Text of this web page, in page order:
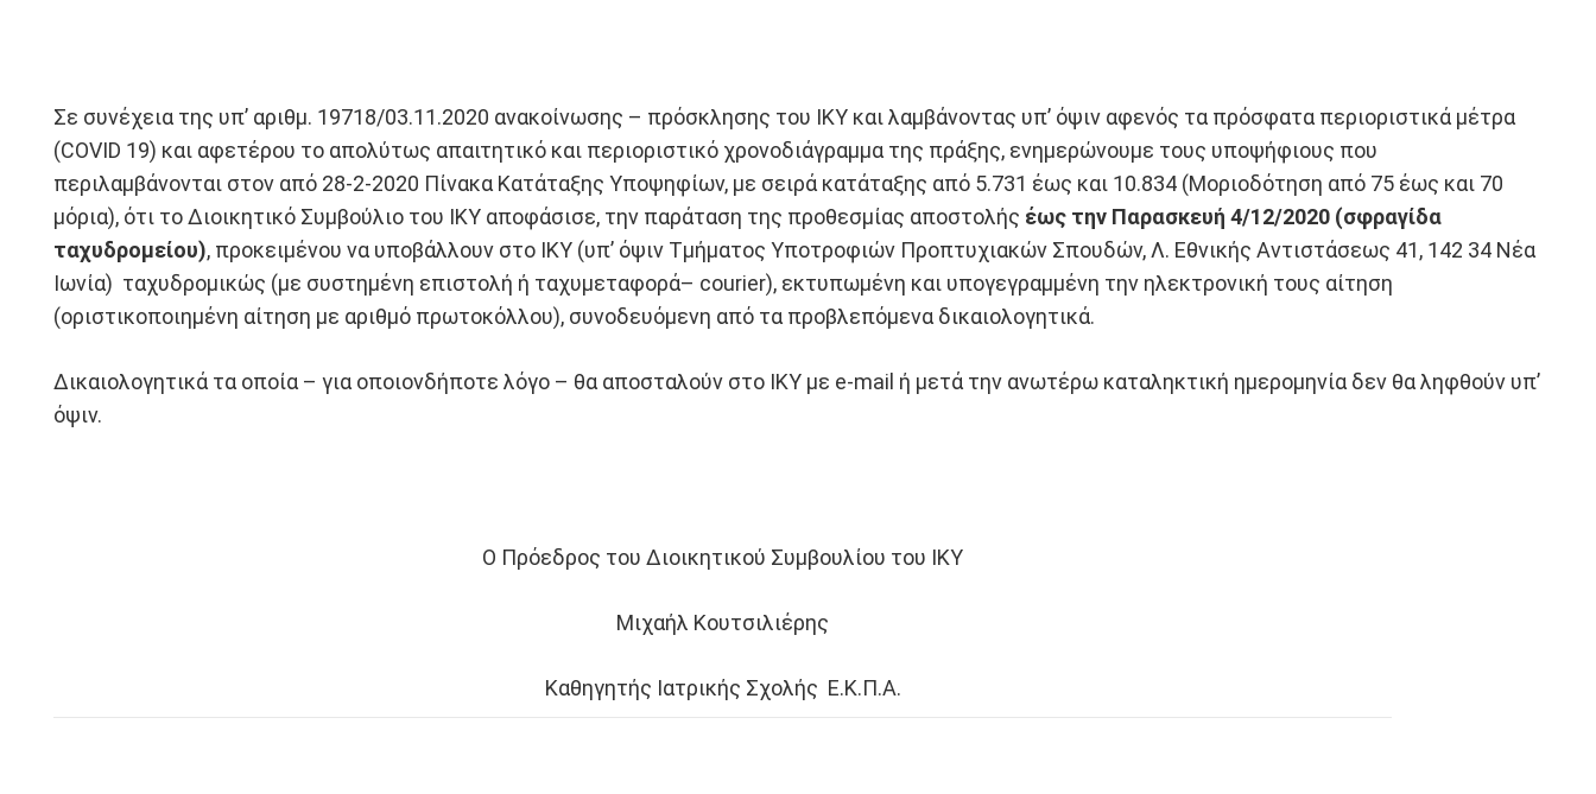
Σε συνέχεια της υπ’ αριθμ. 19718/03.11.2020 ανακοίνωσης – πρόσκλησης του ΙΚΥ και λαμβάνοντας υπ’ όψιν αφενός τα πρόσφατα περιοριστικά μέτρα
(COVID 19) και αφετέρου το απολύτως απαιτητικό και περιοριστικό χρονοδιάγραμμα της πράξης, ενημερώνουμε τους υποψήφιους που
περιλαμβάνονται στον από 28-2-2020 Πίνακα Κατάταξης Υποψηφίων, με σειρά κατάταξης από 5.731 έως και 10.834 (Μοριοδότηση από 75 έως και 70
μόρια), ότι το Διοικητικό Συμβούλιο του ΙΚΥ αποφάσισε, την παράταση της προθεσμίας αποστολής έως την Παρασκευή 4/12/2020 (σφραγίδα
ταχυδρομείου), προκειμένου να υποβάλλουν στο ΙΚΥ (υπ’ όψιν Τμήματος Υποτροφιών Προπτυχιακών Σπουδών, Λ. Εθνικής Αντιστάσεως 41, 142 34 Νέα
Ιωνία) ταχυδρομικώς (με συστημένη επιστολή ή ταχυμεταφορά– courier), εκτυπωμένη και υπογεγραμμένη την ηλεκτρονική τους αίτηση
(οριστικοποιημένη αίτηση με αριθμό πρωτοκόλλου), συνοδευόμενη από τα προβλεπόμενα δικαιολογητικά.
Δικαιολογητικά τα οποία – για οποιονδήποτε λόγο – θα αποσταλούν στο ΙΚΥ με e-mail ή μετά την ανωτέρω καταληκτική ημερομηνία δεν θα ληφθούν υπ’
όψιν.
Ο Πρόεδρος του Διοικητικού Συμβουλίου του ΙΚΥ
Μιχαήλ Κουτσιλιέρης
Καθηγητής Ιατρικής Σχολής Ε.Κ.Π.Α.